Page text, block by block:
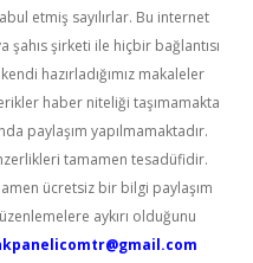
etmiş sayılırlar. Bu internet
şirketi ile hiçbir bağlantısı
hazırladığımız makaleler
haber niteliği taşımamakta
paylaşım yapılmamaktadır.
tamamen tesadüfidir.
ücretsiz bir bilgi paylaşım
aykırı olduğunu